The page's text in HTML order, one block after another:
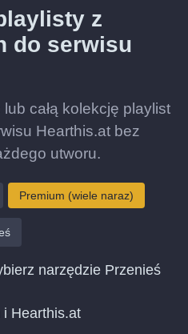
z
do serwisu
całą kolekcję playlist
Hearthis.at bez
utworu.
Premium (wiele naraz)
narzędzie Przenieś
i Hearthis.at